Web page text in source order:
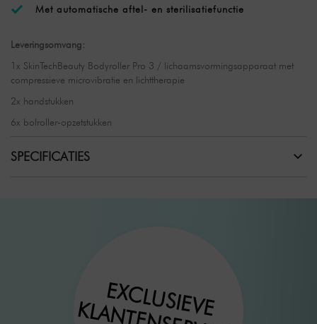
Met automatische aftel- en sterilisatiefunctie
Leveringsomvang:
1x SkinTechBeauty Bodyroller Pro 3 / lichaamsvormingsapparaat met
compressieve microvibratie en lichttherapie
2x handstukken
6x bolroller-opzetstukken
SPECIFICATIES
EXCLUSIEVE